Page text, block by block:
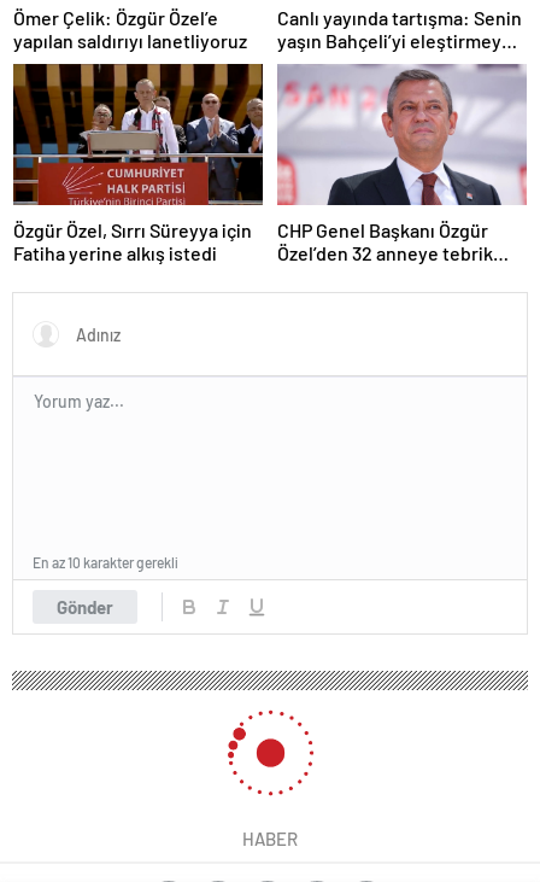
Ömer Çelik: Özgür Özel’e
yapılan saldırıyı lanetliyoruz
Canlı yayında tartışma: Senin
yaşın Bahçeli’yi eleştirmeye
yetmez
Özgür Özel, Sırrı Süreyya için
Fatiha yerine alkış istedi
CHP Genel Başkanı Özgür
Özel’den 32 anneye tebrik
Gönder
En az 10 karakter gerekli
HABER